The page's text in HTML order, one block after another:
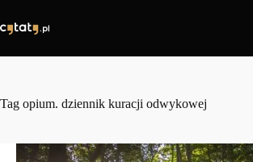
treści
Tag opium. dziennik kuracji odwykowej